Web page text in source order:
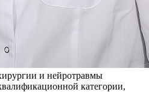
и нейротравмы
категории,